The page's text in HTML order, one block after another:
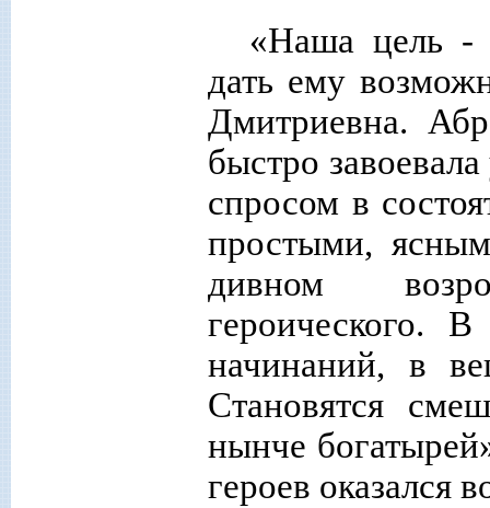
«Наша цель -
дать ему
Дмитриевна.
быстро
спросом в
простыми,
дивном
героического.
начинаний, в
Становятся
нынче
героев оказался